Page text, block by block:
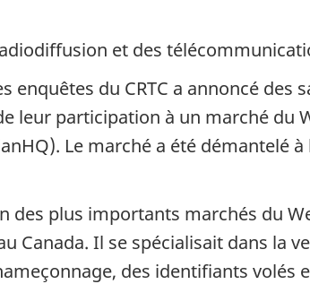
et des
du CRTC a annoncé des
leur participation à un marché du
Le marché a été démantelé
des plus importants marchés du
Il se spécialisait dans la
des identifiants volés